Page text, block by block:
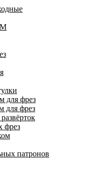
для фрез
для фрез
фрез
патронов